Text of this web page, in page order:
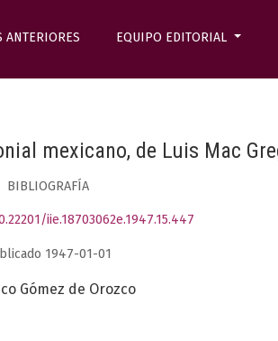
ANTERIORES EQUIPO EDITORIAL
mexicano, de Luis Mac
BIBLIOGRAFÍA
iie.18703062e.1947.15.447
1947-01-01
Gómez de Orozco